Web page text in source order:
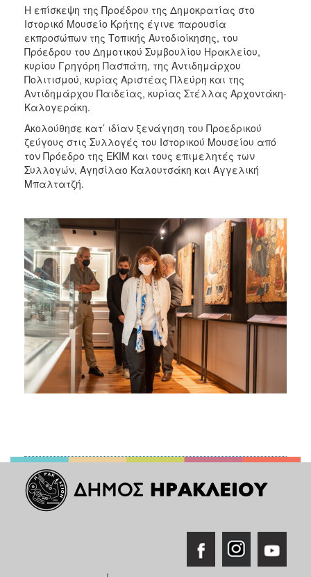
Η επίσκεψη της Προέδρου της Δημοκρατίας στο
Ιστορικό Μουσείο Κρήτης έγινε παρουσία
εκπροσώπων της Τοπικής Αυτοδιοίκησης, του
Πρόεδρου του Δημοτικού Συμβουλίου Ηρακλείου,
κυρίου Γρηγόρη Πασπάτη, της Αντιδημάρχου
Πολιτισμού, κυρίας Αριστέας Πλεύρη και της
Αντιδημάρχου Παιδείας, κυρίας Στέλλας Αρχοντάκη-
Καλογεράκη.
Ακολούθησε κατ’ ιδίαν ξενάγηση του Προεδρικού
ζεύγους στις Συλλογές του Ιστορικού Μουσείου από
τον Πρόεδρο της ΕΚΙΜ και τους επιμελητές των
Συλλογών, Αγησίλαο Καλουτσάκη και Αγγελική
Μπαλτατζή.